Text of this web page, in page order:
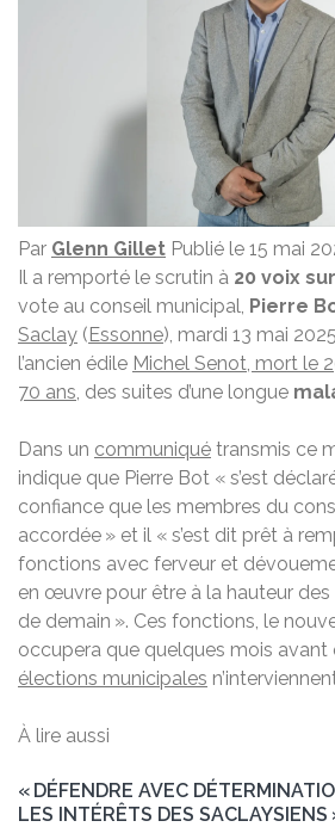
Par Glenn Gillet Publié le 15 mai
Il a remporté le scrutin à 20 voix
vote au conseil municipal, Pierre
Saclay (Essonne), mardi 13 mai
l’ancien édile Michel Senot, mort le
70 ans, des suites d’une longue
Dans un communiqué transmis ce
indique que Pierre Bot « s’est
confiance que les membres du
accordée » et il « s’est dit prêt à
fonctions avec ferveur et
en œuvre pour être à la hauteur des
de demain ». Ces fonctions, le
occupera que quelques mois avant
élections municipales
À lire aussi
« DÉFENDRE AVEC
LES INTÉRÊTS DES SACLAYSIENS